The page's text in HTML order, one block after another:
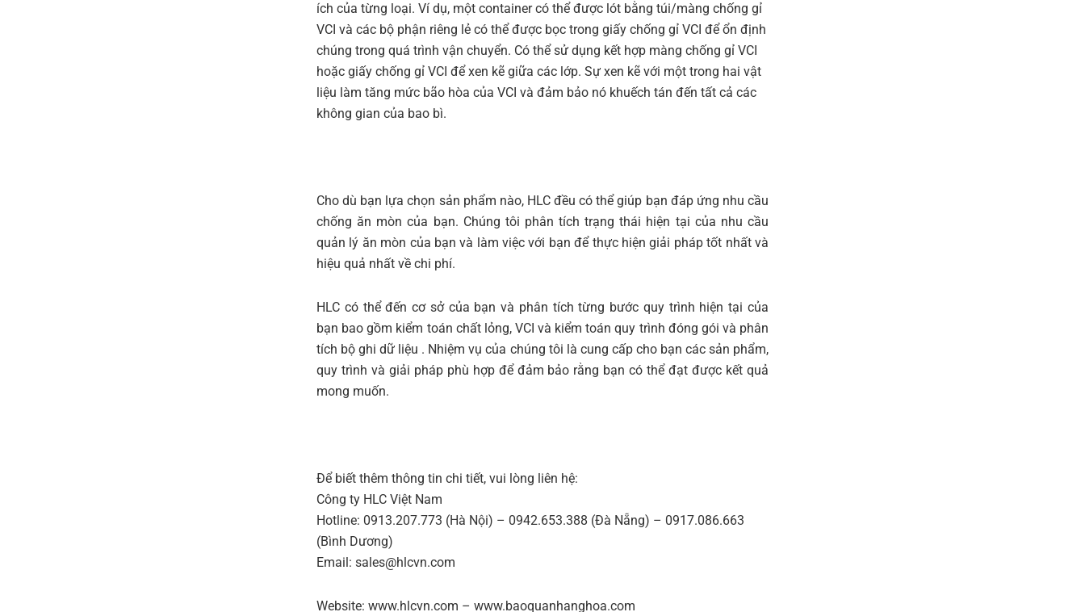
ích của từng loại. Ví dụ, một container có thể được lót bằng túi/màng chống gỉ
VCI và các bộ phận riêng lẻ có thể được bọc trong giấy chống gỉ VCI để ổn định
chúng trong quá trình vận chuyển. Có thể sử dụng kết hợp màng chống gỉ VCI
hoặc giấy chống gỉ VCI để xen kẽ giữa các lớp. Sự xen kẽ với một trong hai vật
liệu làm tăng mức bão hòa của VCI và đảm bảo nó khuếch tán đến tất cả các
không gian của bao bì.
Cho dù bạn lựa chọn sản phẩm nào, HLC đều có thể giúp bạn đáp ứng nhu cầu
chống ăn mòn của bạn. Chúng tôi phân tích trạng thái hiện tại của nhu cầu
quản lý ăn mòn của bạn và làm việc với bạn để thực hiện giải pháp tốt nhất và
hiệu quả nhất về chi phí.
HLC có thể đến cơ sở của bạn và phân tích từng bước quy trình hiện tại của
bạn bao gồm kiểm toán chất lỏng, VCI và kiểm toán quy trình đóng gói và phân
tích bộ ghi dữ liệu . Nhiệm vụ của chúng tôi là cung cấp cho bạn các sản phẩm,
quy trình và giải pháp phù hợp để đảm bảo rằng bạn có thể đạt được kết quả
mong muốn.
Để biết thêm thông tin chi tiết, vui lòng liên hệ:
Công ty HLC Việt Nam
Hotline: 0913.207.773 (Hà Nội) – 0942.653.388 (Đà Nẵng) – 0917.086.663
(Bình Dương)
Email: sales@hlcvn.com
Website: www.hlcvn.com – www.baoquanhanghoa.com